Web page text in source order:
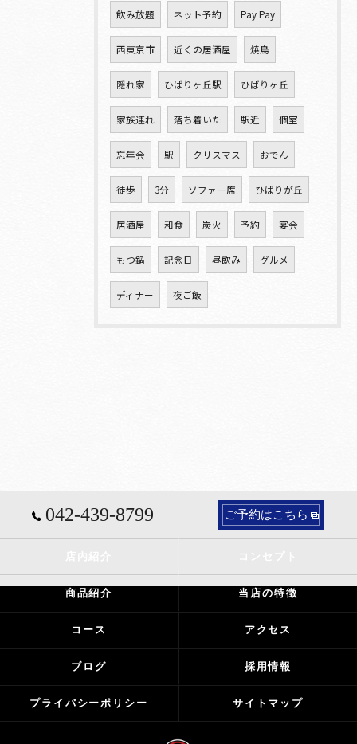
飲み放題 ネット予約 Pay Pay
西東京市 近くの居酒屋 焼鳥
隠れ家 ひばりヶ丘駅 ひばりヶ丘
家族連れ 落ち着いた 駅近 個室
忘年会 駅 クリスマス おでん
徒歩 3分 ソファー席 ひばりが丘
居酒屋 和食 炭火 予約 宴会
もつ鍋 記念日 昼飲み グルメ
ディナー 夜ご飯
042-439-8799 ご予約はこちら
商品紹介 当店の特徴
コース アクセス
ブログ 採用情報
プライバシーポリシー サイトマップ